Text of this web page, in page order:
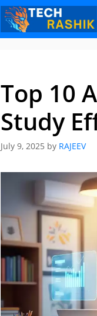
Top 10
Study
July 9, 2025 by RAJEEV